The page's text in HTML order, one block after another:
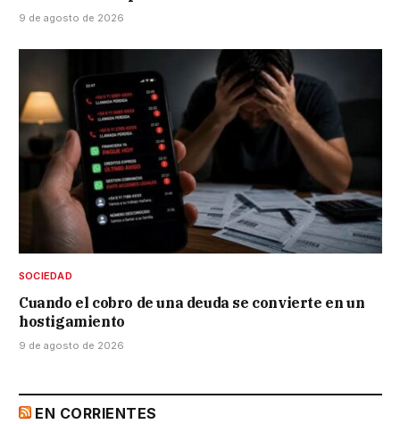
9 de agosto de 2026
SOCIEDAD
Cuando el cobro de una deuda se convierte en un
hostigamiento
9 de agosto de 2026
EN CORRIENTES